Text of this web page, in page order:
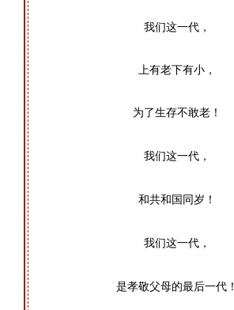
我们这一代，
上有老下有小，
为了生存不敢老！
我们这一代，
和共和国同岁！
我们这一代，
是孝敬父母的最后一代！